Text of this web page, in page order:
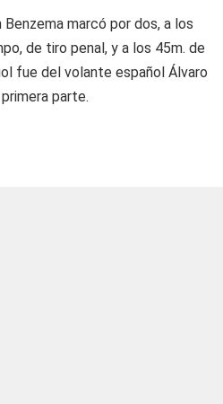
marcó por dos, a los
de tiro penal, y a los 45m. de
fue del volante español Álvaro
parte.